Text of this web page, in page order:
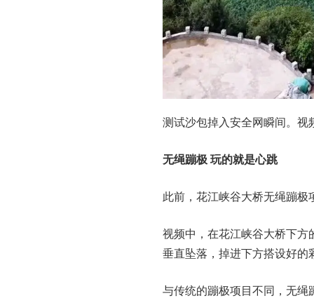
测试沙包掉入安全网瞬间。视
无绳蹦极 玩的就是心跳
此前，花江峡谷大桥无绳蹦
视频中，在花江峡谷大桥下方
垂直坠落，掉进下方搭设好的
与传统的蹦极项目不同，无绳